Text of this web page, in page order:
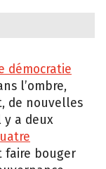
démocratie
l’ombre,
de nouvelles
y a deux
faire bouger